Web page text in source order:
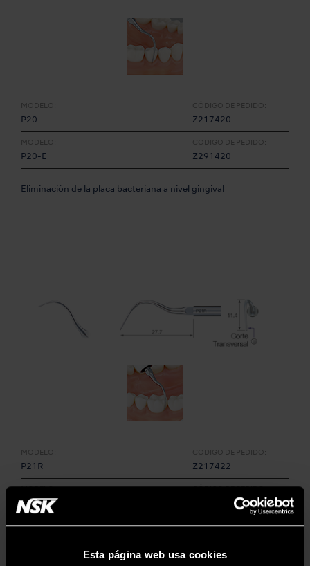
Esta página web usa cookies
MODELO:
P20
CÓDIGO DE PEDIDO:
Z217420
MODELO:
P20-E
CÓDIGO DE PEDIDO:
Z291420
Eliminación de la placa bacteriana a nivel gingival
MODELO:
P21R
CÓDIGO DE PEDIDO:
Z217422
P21R-E
• Punta curva derecha